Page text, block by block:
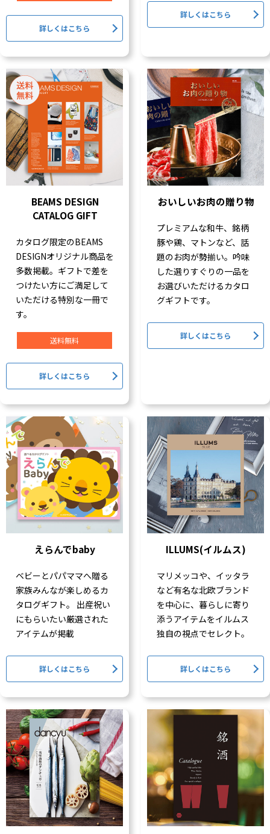
詳しくはこちら
詳しくはこちら
BEAMS DESIGN
CATALOG GIFT
カタログ限定のBEAMS
DESIGNオリジナル商品を
多数掲載。ギフトで差を
つけたい方にご満足して
いただける特別な一冊で
す。
送料無料
詳しくはこちら
おいしいお肉の贈り物
プレミアムな和牛、銘柄
豚や鶏、マトンなど、話
題のお肉が勢揃い。吟味
した選りすぐりの一品を
お選びいただけるカタロ
グギフトです。
詳しくはこちら
えらんでbaby
ベビーとパパママへ贈る
家族みんなが楽しめるカ
タログギフト。 出産祝い
にもらいたい厳選された
アイテムが掲載
詳しくはこちら
ILLUMS(イルムス)
マリメッコや、イッタラ
など有名な北欧ブランド
を中心に、暮らしに寄り
添うアイテムをイルムス
独自の視点でセレクト。
詳しくはこちら